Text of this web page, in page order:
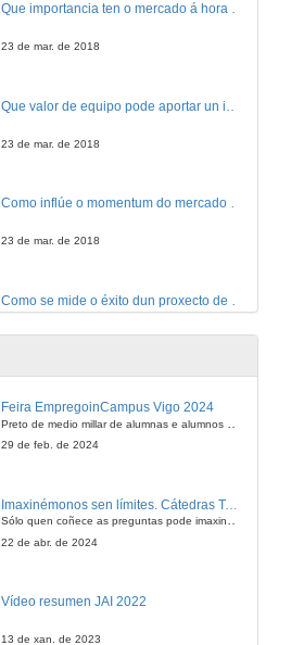
Que importancia ten o mercado á hora de valorar un proxecto de empresa?
23 de mar. de 2018
23 de mar. de 2018
Como inflúe o momentum do mercado no análisis de la empresa?
23 de mar. de 2018
23 de mar. de 2018
Intervención de Emilia Vázquez
Feira EmpregoinCampus Vigo 2024
29 de feb. de 2024
Imaxinémonos sen límites. Cátedras Telefónica
Sólo quen coñece as preguntas pode imaxinar novas respostas
22 de abr. de 2024
Vídeo resumen JAI 2022
13 de xan. de 2023